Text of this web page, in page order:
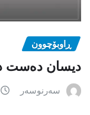
ڕاوبۆچوون
دیسان دەست
سەرنوسەر